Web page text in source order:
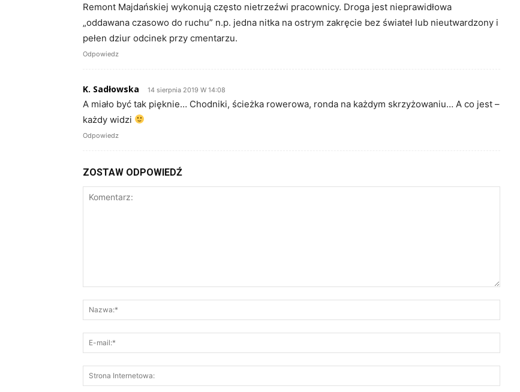
Remont Majdańskiej wykonują często nietrzeźwi pracownicy. Droga jest nieprawidłowa
„oddawana czasowo do ruchu” n.p. jedna nitka na ostrym zakręcie bez świateł lub nieutwardzony i
pełen dziur odcinek przy cmentarzu.
Odpowiedz
K. Sadłowska 14 sierpnia 2019 W 14:08
A miało być tak pięknie… Chodniki, ścieżka rowerowa, ronda na każdym skrzyżowaniu… A co jest –
każdy widzi
Odpowiedz
ZOSTAW ODPOWIEDŹ